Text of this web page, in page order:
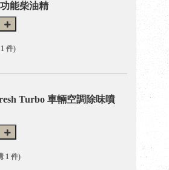
能柴油精
件)
Turbo 車輛空調除味噴
1 件)